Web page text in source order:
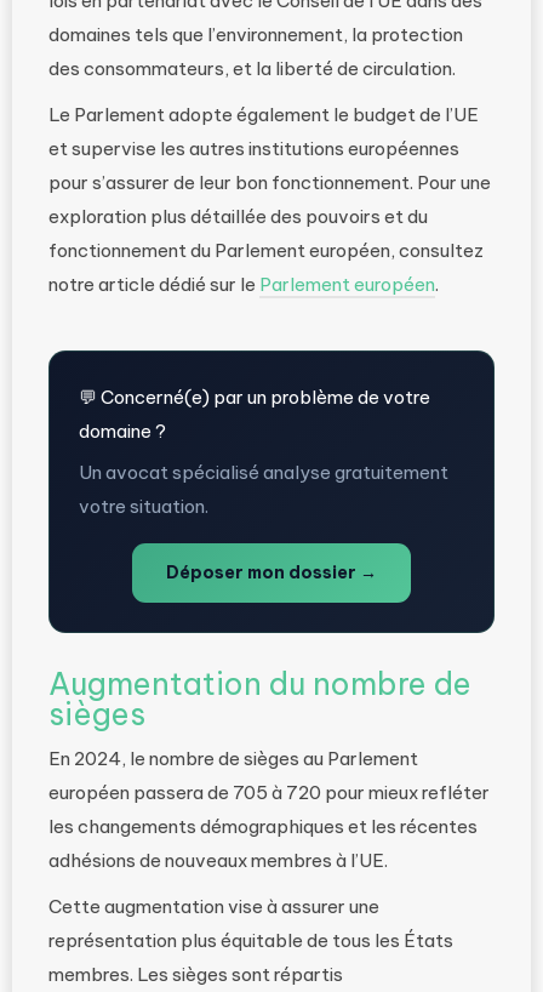
domaines tels que l’environnement, la protection
des consommateurs, et la liberté de circulation.
Le Parlement adopte également le budget de l’UE
et supervise les autres institutions européennes
pour s’assurer de leur bon fonctionnement. Pour une
exploration plus détaillée des pouvoirs et du
fonctionnement du Parlement européen, consultez
notre article dédié sur le Parlement européen.
💬 Concerné(e) par un problème de votre
domaine ?
Un avocat spécialisé analyse gratuitement
votre situation.
Déposer mon dossier →
Augmentation du nombre de
sièges
En 2024, le nombre de sièges au Parlement
européen passera de 705 à 720 pour mieux refléter
les changements démographiques et les récentes
adhésions de nouveaux membres à l’UE.
Cette augmentation vise à assurer une
représentation plus équitable de tous les États
membres. Les sièges sont répartis